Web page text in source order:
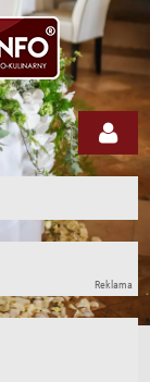
Reklama